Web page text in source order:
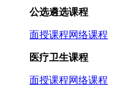
公选遴选课程
面授课程网络课程
医疗卫生课程
面授课程网络课程